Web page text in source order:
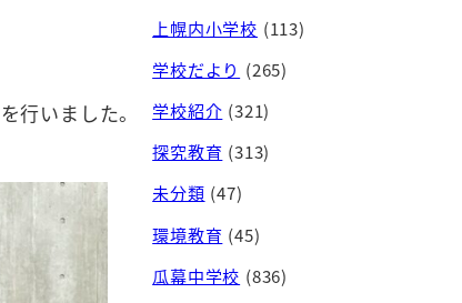
行いました。
上幌内小学校 (113)
学校だより (265)
学校紹介 (321)
探究教育 (313)
未分類 (47)
環境教育 (45)
瓜幕中学校 (836)